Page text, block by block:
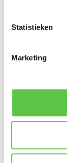
Statistieken
Marketing
Abonneer
* Lees hier de